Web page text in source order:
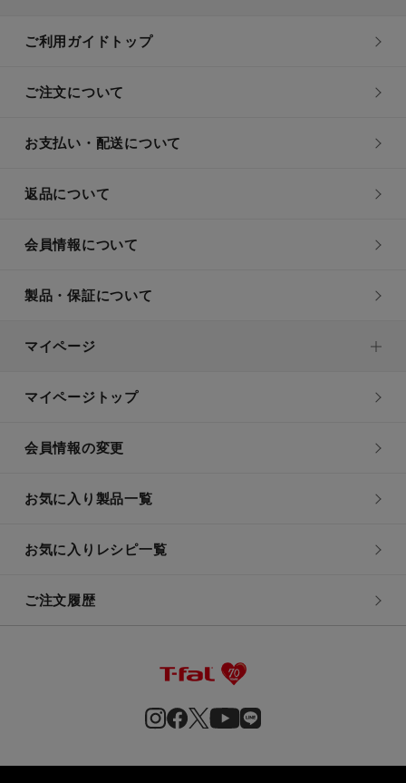
ご利用ガイドトップ
ご注文について
お支払い・配送について
返品について
会員情報について
製品・保証について
マイページ
マイページトップ
会員情報の変更
お気に入り製品一覧
お気に入りレシピ一覧
ご注文履歴